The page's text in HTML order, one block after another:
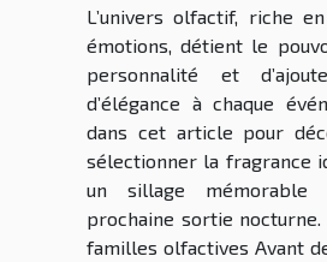
L’univers olfactif, riche
émotions, détient le
personnalité et
d’élégance à chaque
dans cet article pour
sélectionner la fragrance
un sillage
prochaine sortie
familles olfactives Avant